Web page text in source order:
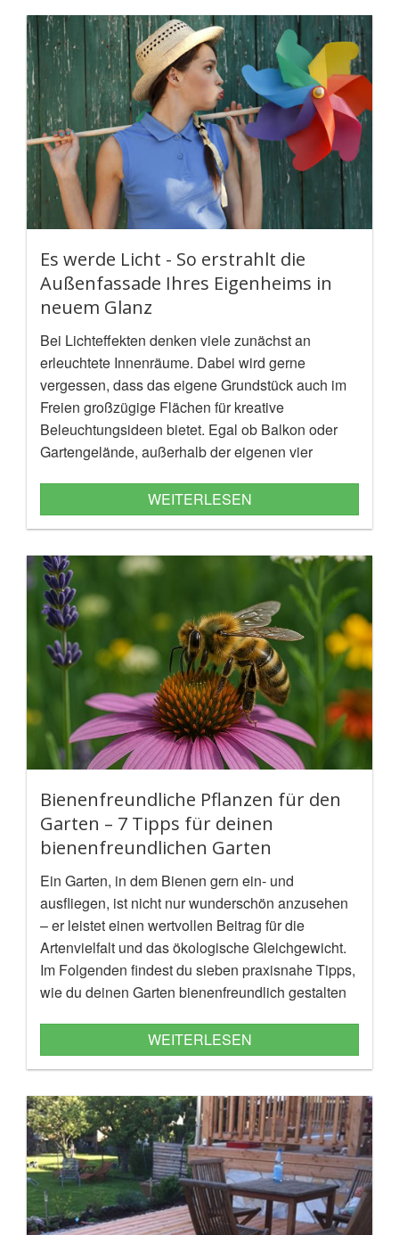
Es werde Licht - So erstrahlt die
Außenfassade Ihres Eigenheims in
neuem Glanz
Bei Lichteffekten denken viele zunächst an
erleuchtete Innenräume. Dabei wird gerne
vergessen, dass das eigene Grundstück auch im
Freien großzügige Flächen für kreative
Beleuchtungsideen bietet. Egal ob Balkon oder
Gartengelände, außerhalb der eigenen vier
Nachts erleuchtet zu werden. Worauf Du als
"Lichtzauberer" achten musst, lass Dich durch
erleuchten.
WEITERLESEN
Bienenfreundliche Pflanzen für den
Garten – 7 Tipps für deinen
bienenfreundlichen Garten
Ein Garten, in dem Bienen gern ein- und
ausfliegen, ist nicht nur wunderschön anzusehen
– er leistet einen wertvollen Beitrag für die
Artenvielfalt und das ökologische Gleichgewicht.
Im Folgenden findest du sieben praxisnahe Tipps,
wie du deinen Garten bienenfreundlich gestalten
Pflanzempfehlungen.WEITERLESEN